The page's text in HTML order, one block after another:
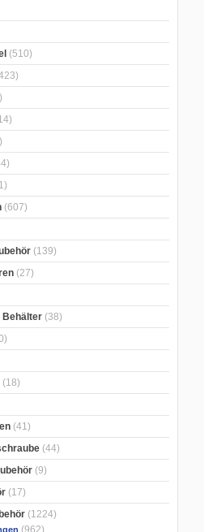
(510)
(607)
(139)
(27)
Behälter (38)
(18)
(41)
(44)
(9)
(17)
(1224)
(962)